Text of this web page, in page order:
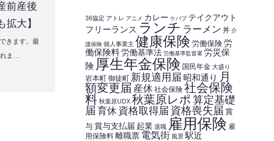
前産後
大】
きます。最
れま…
36協定 アトレ アニメ カレー ケバブ テイクアウト
フリーランス ランチ ラーメン 丼 介
護保険 個人事業主 健康保険 労働保険労
働保険料労働基準法 労働基準監督署 労災保
険 厚生年金保険 国民年金 大盛り
岩本町 御徒町 新規適用届 昭和通り 月
額変更届 産休 社会保険 社会保険
料 秋葉原UDX 秋葉原レポ 算定基礎
届 育休資格取得届 資格喪失届 賞
与 賞与支払届 起業 退職 雇用保険 雇
用保険料 離職票 電気街 風景 駅近